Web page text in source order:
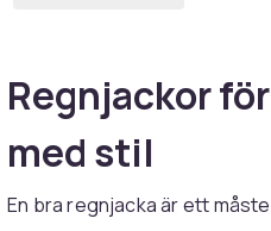
Regnjackor
med stil
En bra regnjacka är ett